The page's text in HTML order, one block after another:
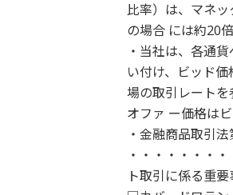
比率）は、マネ
の場合 には約20
・当社は、各通
い付け、ビッド
場の取引レートを
オファ ー価格は
・金融商品取引
・・・・・・・
ト取引に係る重